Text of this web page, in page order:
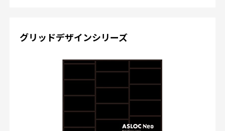
グリッドデザインシリーズ